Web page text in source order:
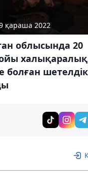
қараша 2022
облысында 20
халықаралық
болған шетелдік